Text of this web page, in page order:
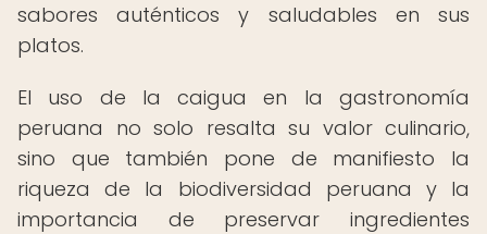
sabores auténticos y saludables en sus
platos.
El uso de la caigua en la gastronomía
peruana no solo resalta su valor culinario,
sino que también pone de manifiesto la
riqueza de la biodiversidad peruana y la
importancia de preservar ingredientes